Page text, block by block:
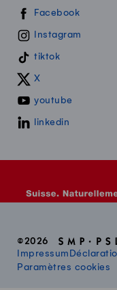
Swissmilk sur les
Facebook
Instagram
tiktok
X
youtube
linkedin
©2026
Impressum
Paramètres cookies